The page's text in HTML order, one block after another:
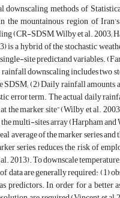
methods of
the mountainous region of
(CR-SDSM, Wilby et al. 2003;
is a hybrid of the stochastic
site predictand variables.
downscaling includes two
(2) Daily rainfall
error term. The actual daily
the marker site” (Wilby et al.
multi-sites array (Harpham
average of the marker series
series, reduces the risk of
2013). To downscale
data are generally required: (1)
predictors. In order for a